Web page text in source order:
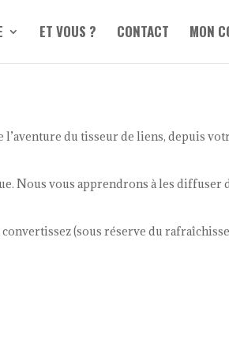
ET VOUS ? CONTACT MON
l’aventure du tisseur de liens, depuis
Nous vous apprendrons à les diffuser
(sous réserve du